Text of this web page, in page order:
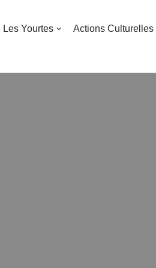
Les Yourtes Actions Culturelles